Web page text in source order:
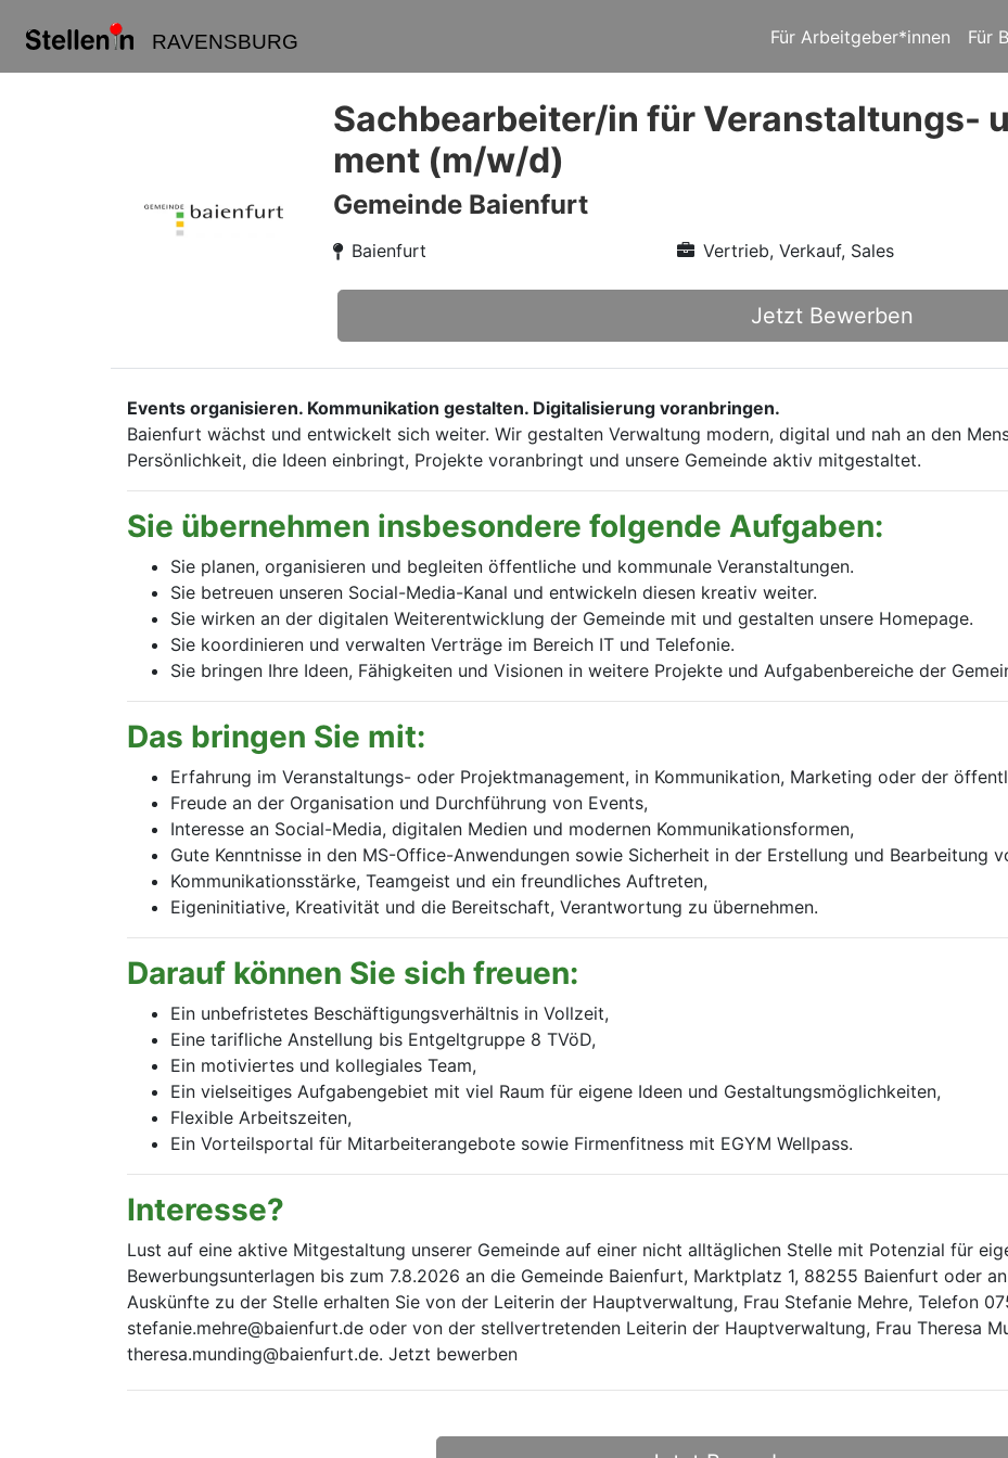
RAVENSBURG Für Arbeitgeber*innen Für
Sachbearbeiter/in für Veranstaltungs-
ment (m/w/d)
Gemeinde Baienfurt
Baienfurt Vertrieb, Verkauf, Sales
Jetzt Bewerben
Events organisieren. Kommunikation gestalten. Digitalisierung voranbringen.
Baienfurt wächst und entwickelt sich weiter. Wir gestalten Verwaltung modern, digital und nah an den
Persönlichkeit, die Ideen einbringt, Projekte voranbringt und unsere Gemeinde aktiv mitgestaltet.
Sie übernehmen insbesondere folgende Aufgaben:
Sie planen, organisieren und begleiten öffentliche und kommunale Veranstaltungen.
Sie betreuen unseren Social-Media-Kanal und entwickeln diesen kreativ weiter.
Sie wirken an der digitalen Weiterentwicklung der Gemeinde mit und gestalten unsere Homepage.
Sie koordinieren und verwalten Verträge im Bereich IT und Telefonie.
Sie bringen Ihre Ideen, Fähigkeiten und Visionen in weitere Projekte und Aufgabenbereiche der
Das bringen Sie mit:
Erfahrung im Veranstaltungs- oder Projektmanagement, in Kommunikation, Marketing oder der
Freude an der Organisation und Durchführung von Events,
Interesse an Social-Media, digitalen Medien und modernen Kommunikationsformen,
Gute Kenntnisse in den MS-Office-Anwendungen sowie Sicherheit in der Erstellung und Bearbeitung
Kommunikationsstärke, Teamgeist und ein freundliches Auftreten,
Eigeninitiative, Kreativität und die Bereitschaft, Verantwortung zu übernehmen.
Darauf können Sie sich freuen:
Ein unbefristetes Beschäftigungsverhältnis in Vollzeit,
Eine tarifliche Anstellung bis Entgeltgruppe 8 TVöD,
Ein motiviertes und kollegiales Team,
Ein vielseitiges Aufgabengebiet mit viel Raum für eigene Ideen und Gestaltungsmöglichkeiten,
Flexible Arbeitszeiten,
Ein Vorteilsportal für Mitarbeiterangebote sowie Firmenfitness mit EGYM Wellpass.
Interesse?
Lust auf eine aktive Mitgestaltung unserer Gemeinde auf einer nicht alltäglichen Stelle mit Potenzial für
Bewerbungsunterlagen bis zum 7.8.2026 an die Gemeinde Baienfurt, Marktplatz 1, 88255 Baienfurt oder
Auskünfte zu der Stelle erhalten Sie von der Leiterin der Hauptverwaltung, Frau Stefanie Mehre, Telefon
stefanie.mehre@baienfurt.de oder von der stellvertretenden Leiterin der Hauptverwaltung, Frau Theresa
theresa.munding@baienfurt.de. Jetzt bewerben